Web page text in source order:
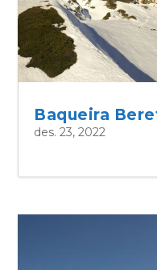
Baqueira
des. 23, 2022